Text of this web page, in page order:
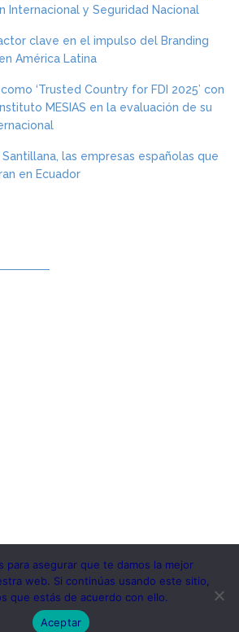
Internacional y Seguridad Nacional
clave en el impulso del Branding
América Latina
‘Trusted Country for FDI 2025’ con
MESIAS en la evaluación de su
las empresas españolas que
en Ecuador
. All rights reserved
– Inteligencia de Marca España
para asegurar que te damos la mejor
web. Si continúas usando este sitio,
que estás de acuerdo con ello.
Aceptar